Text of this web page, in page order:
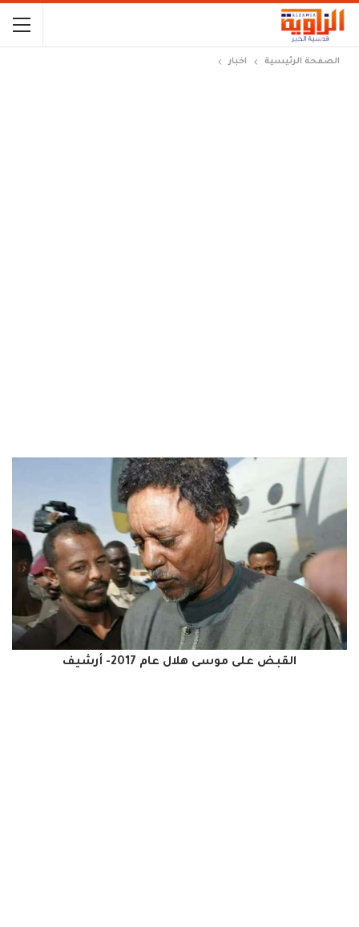
الصفحة الرئيسية اخبار
القبض على موسى هلال عام 2017- أرشيف